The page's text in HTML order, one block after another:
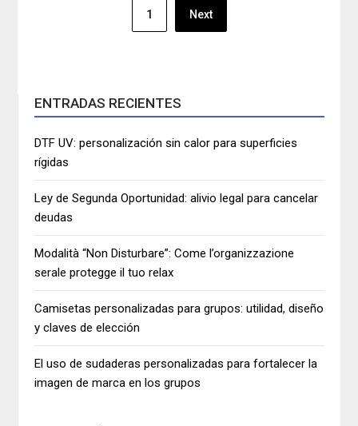
1 Next
ENTRADAS RECIENTES
DTF UV: personalización sin calor para superficies
rígidas
Ley de Segunda Oportunidad: alivio legal para cancelar
deudas
Modalità “Non Disturbare”: Come l’organizzazione
serale protegge il tuo relax
Camisetas personalizadas para grupos: utilidad, diseño
y claves de elección
El uso de sudaderas personalizadas para fortalecer la
imagen de marca en los grupos